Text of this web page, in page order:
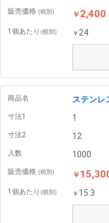
販売価格 (税別) ￥ 2,400
1個あたり (税別) ￥24
商品名 ステンレ
寸法1 1
寸法2 12
入数 1000
販売価格 (税別) ￥
1個あたり (税別) ￥ 15.3